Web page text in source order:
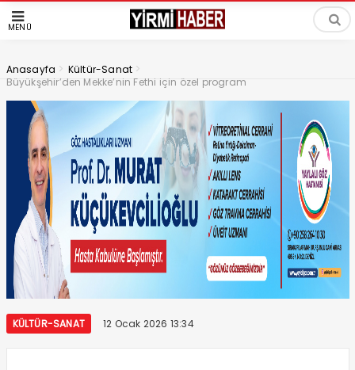
MENÜ
Anasayfa > Kültür-Sanat >
Büyükşehir’den Mekke’nin Fethi için özel program
KÜLTÜR-SANAT 12 Ocak 2026 13:34